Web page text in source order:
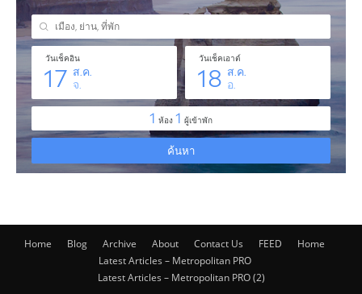
Home Blog Archive About Contact Us FEED
Home
Latest Articles – Metropolitan PRO
Latest Articles – Metropolitan PRO (2)